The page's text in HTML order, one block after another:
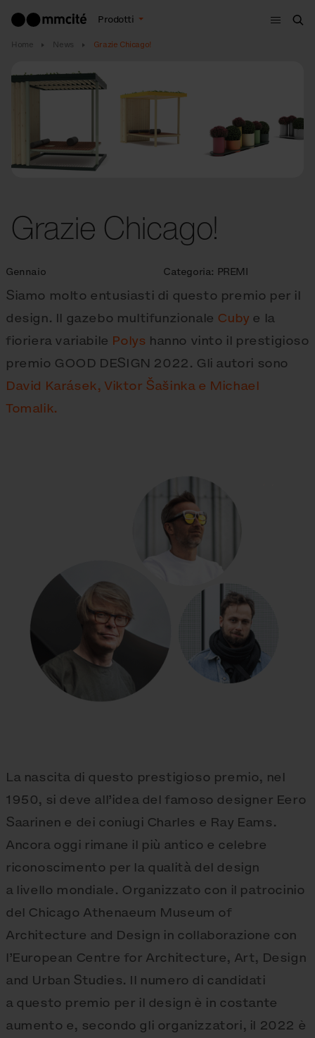
Prodotti
Menù
Home News Grazie Chicago!
Grazie Chicago!
Gennaio Categoria: PREMI
Siamo molto entusiasti di questo premio per il
design. Il gazebo multifunzionale Cuby e la
fioriera variabile Polys hanno vinto il prestigioso
premio GOOD DESIGN 2022. Gli autori sono
David Karásek, Viktor Šašinka e Michael
Tomalik.
La nascita di questo prestigioso premio, nel
1950, si deve all’idea del famoso designer Eero
Saarinen e dei coniugi Charles e Ray Eams.
Ancora oggi rimane il più antico e celebre
riconoscimento per la qualità del design
a livello mondiale. Organizzato con il patrocinio
del Chicago Athenaeum Museum of
Architecture and Design in collaborazione con
l’European Centre for Architecture, Art, Design
and Urban Studies. Il numero di candidati
a questo premio per il design è in costante
aumento e, secondo gli organizzatori, il 2022 è